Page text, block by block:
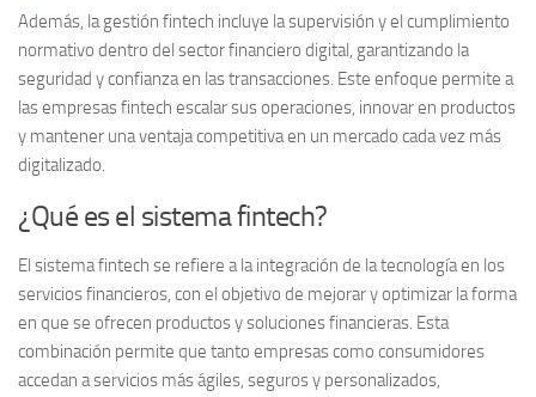
Además, la gestión fintech incluye la supervisión y el cumplimiento
normativo dentro del sector financiero digital, garantizando la
seguridad y confianza en las transacciones. Este enfoque permite a
las empresas fintech escalar sus operaciones, innovar en productos
y mantener una ventaja competitiva en un mercado cada vez más
digitalizado.
¿Qué es el sistema fintech?
El sistema fintech se refiere a la integración de la tecnología en los
servicios financieros, con el objetivo de mejorar y optimizar la forma
en que se ofrecen productos y soluciones financieras. Esta
combinación permite que tanto empresas como consumidores
accedan a servicios más ágiles, seguros y personalizados,